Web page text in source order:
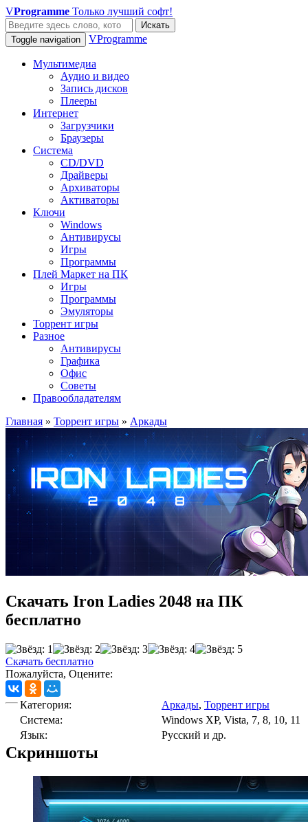
VProgramme Только лучший софт!
Искать
Toggle navigation
VProgramme
Мультимедиа
Аудио и видео
Запись дисков
Плееры
Интернет
Загрузчики
Браузеры
Система
CD/DVD
Драйверы
Архиваторы
Активаторы
Ключи
Windows
Антивирусы
Игры
Программы
Плей Маркет на ПК
Игры
Программы
Эмуляторы
Торрент игры
Разное
Антивирусы
Графика
Офис
Советы
Правообладателям
Главная » Торрент игры » Аркады
Скачать Iron Ladies 2048 на ПК
бесплатно
Скачать бесплатно
Пожалуйста, Оцените:
Категория: Аркады, Торрент игры
Cистема:
Windows XP, Vista, 7, 8, 10, 11
Язык:
Русский и др.
Скриншоты